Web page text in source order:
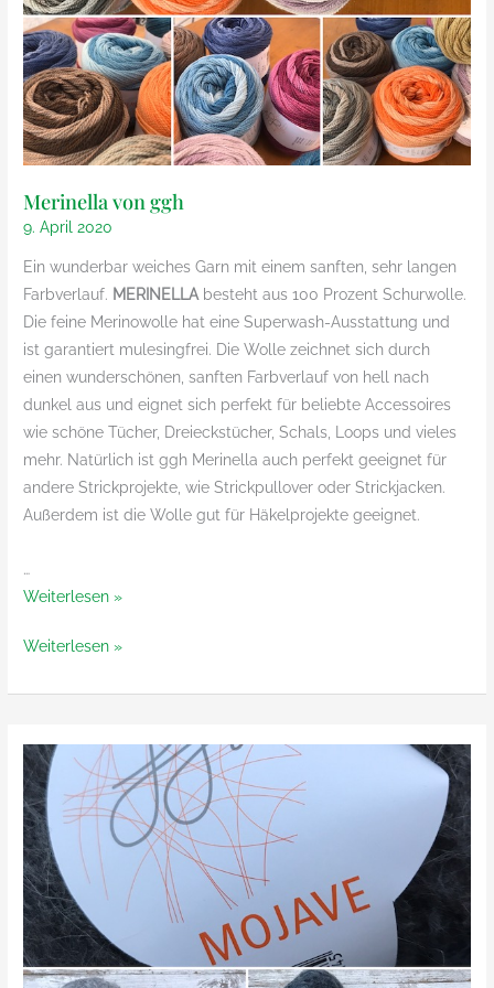
Merinella von ggh
9. April 2020
Ein wunderbar weiches Garn mit einem sanften, sehr langen
Farbverlauf. MERINELLA besteht aus 100 Prozent Schurwolle.
Die feine Merinowolle hat eine Superwash-Ausstattung und
ist garantiert mulesingfrei. Die Wolle zeichnet sich durch
einen wunderschönen, sanften Farbverlauf von hell nach
dunkel aus und eignet sich perfekt für beliebte Accessoires
wie schöne Tücher, Dreieckstücher, Schals, Loops und vieles
mehr. Natürlich ist ggh Merinella auch perfekt geeignet für
andere Strickprojekte, wie Strickpullover oder Strickjacken.
Außerdem ist die Wolle gut für Häkelprojekte geeignet.
…
Merinella
ggh
Weiterlesen »
Merinella
ggh
Weiterlesen »